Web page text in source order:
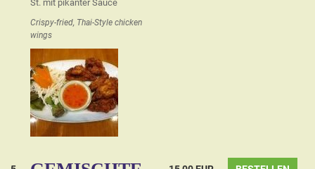
St. mit pikanter Sauce
Crispy-fried, Thai-Style chicken
wings